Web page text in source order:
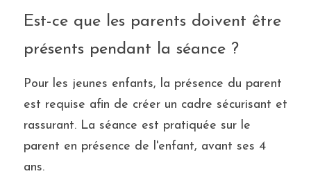
Est-ce que les parents doivent être
présents pendant la séance ?
Pour les jeunes enfants, la présence du parent
est requise afin de créer un cadre sécurisant et
rassurant. La séance est pratiquée sur le
parent en présence de l'enfant, avant ses 4
ans.